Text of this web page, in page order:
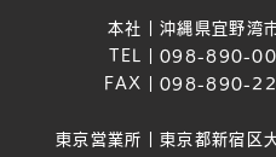
本社｜
TEL｜
FAX｜
東京営業所｜
沖縄県宜野湾
098-890-
098-890-
東京都新宿